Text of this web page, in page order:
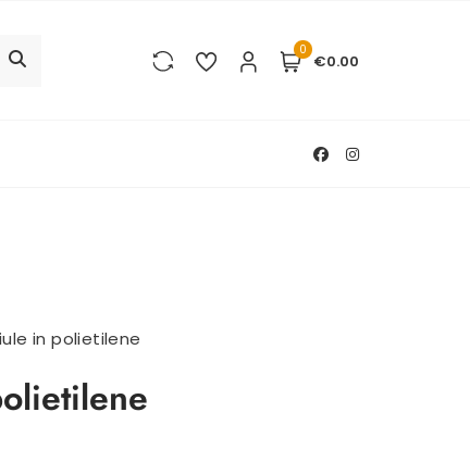
0
€0.00
in polietilene